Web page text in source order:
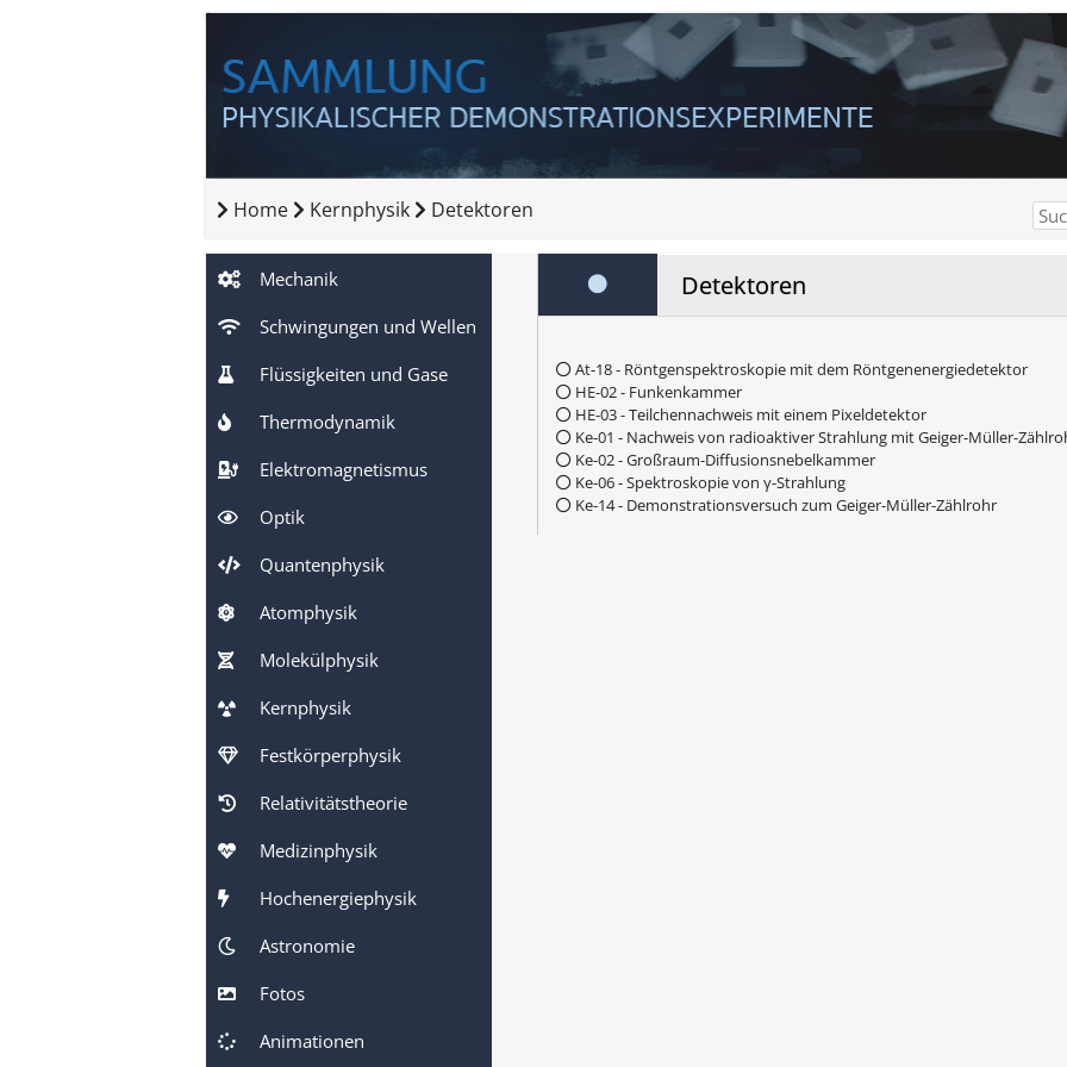
Home Kernphysik Detektoren
Mechanik
Schwingungen und Wellen
Flüssigkeiten und Gase
Thermodynamik
Elektromagnetismus
Optik
Quantenphysik
Atomphysik
Molekülphysik
Kernphysik
Festkörperphysik
Relativitätstheorie
Medizinphysik
Hochenergiephysik
Astronomie
Fotos
Animationen
Detektoren
At-18 - Röntgenspektroskopie mit dem Röntgenenergiedetektor
HE-02 - Funkenkammer
HE-03 - Teilchennachweis mit einem Pixeldetektor
Ke-01 - Nachweis von radioaktiver Strahlung mit Geiger-Müller-
Ke-02 - Großraum-Diffusionsnebelkammer
Ke-06 - Spektroskopie von γ-Strahlung
Ke-14 - Demonstrationsversuch zum Geiger-Müller-Zählrohr